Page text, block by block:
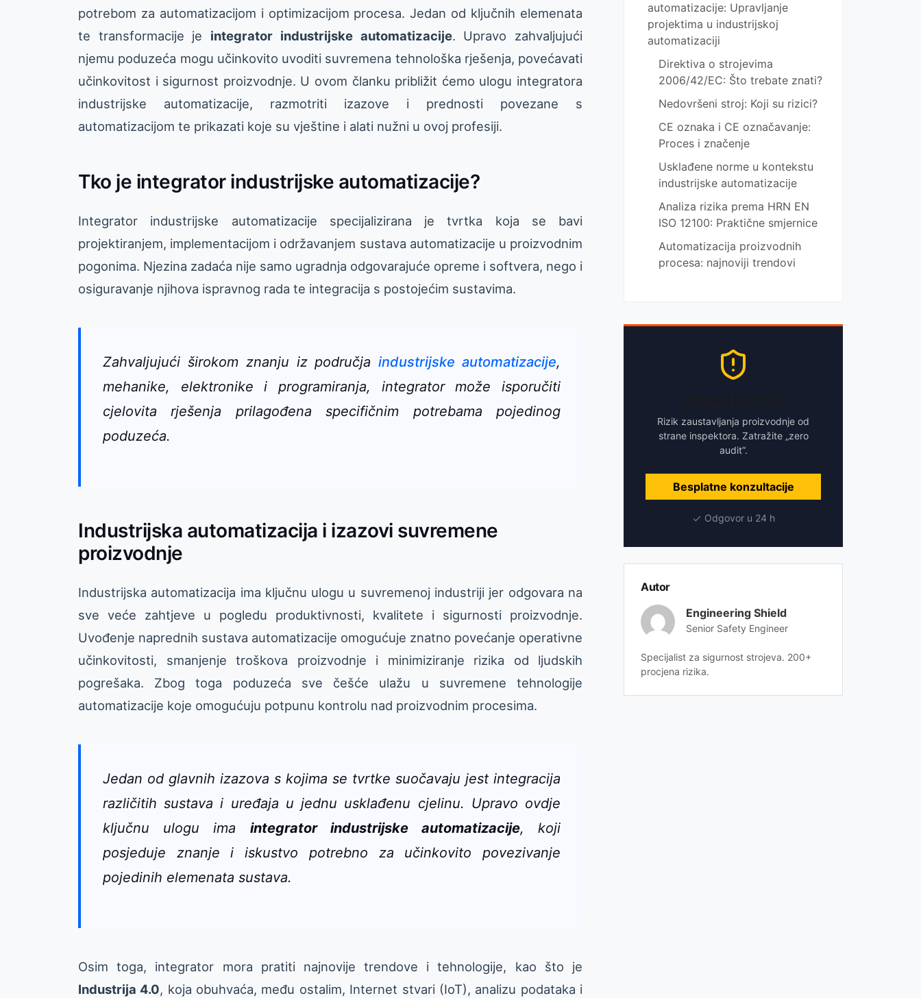
potrebom za automatizacijom i optimizacijom procesa. Jedan od ključnih elemenata
te transformacije je integrator industrijske automatizacije. Upravo zahvaljujući
njemu poduzeća mogu učinkovito uvoditi suvremena tehnološka rješenja, povećavati
učinkovitost i sigurnost proizvodnje. U ovom članku približit ćemo ulogu integratora
industrijske automatizacije, razmotriti izazove i prednosti povezane s
automatizacijom te prikazati koje su vještine i alati nužni u ovoj profesiji.
Tko je integrator industrijske automatizacije?
Integrator industrijske automatizacije specijalizirana je tvrtka koja se bavi
projektiranjem, implementacijom i održavanjem sustava automatizacije u proizvodnim
pogonima. Njezina zadaća nije samo ugradnja odgovarajuće opreme i softvera, nego i
osiguravanje njihova ispravnog rada te integracija s postojećim sustavima.
Zahvaljujući širokom znanju iz područjaindustrijske automatizacije,
mehanike, elektronike i programiranja, integrator može isporučiti
cjelovita rješenja prilagođena specifičnim potrebama pojedinog
poduzeća.
Industrijska automatizacija i izazovi suvremene
proizvodnje
Industrijska automatizacija ima ključnu ulogu u suvremenoj industriji jer odgovara na
sve veće zahtjeve u pogledu produktivnosti, kvalitete i sigurnosti proizvodnje.
Uvođenje naprednih sustava automatizacije omogućuje znatno povećanje operativne
učinkovitosti, smanjenje troškova proizvodnje i minimiziranje rizika od ljudskih
pogrešaka. Zbog toga poduzeća sve češće ulažu u suvremene tehnologije
automatizacije koje omogućuju potpunu kontrolu nad proizvodnim procesima.
Jedan od glavnih izazova s kojima se tvrtke suočavaju jest integracija
različitih sustava i uređaja u jednu usklađenu cjelinu. Upravo ovdje
ključnu ulogu ima integrator industrijske automatizacije, koji
posjeduje znanje i iskustvo potrebno za učinkovito povezivanje
pojedinih elemenata sustava.
Osim toga, integrator mora pratiti najnovije trendove i tehnologije, kao što je
Industrija 4.0, koja obuhvaća, među ostalim, Internet stvari (IoT), analizu podataka i
automatizacije: Upravljanje
projektima u industrijskoj
automatizaciji
Direktiva o strojevima
2006/42/EC: Što trebate znati?
Nedovršeni stroj: Koji su rizici?
CE oznaka i CE označavanje:
Proces i značenje
Usklađene norme u kontekstu
industrijske automatizacije
Analiza rizika prema HRN EN
ISO 12100: Praktične smjernice
Automatizacija proizvodnih
procesa: najnoviji trendovi
Rizik zaustavljanja proizvodnje od
strane inspektora. Zatražite „zero
audit”.
Besplatne konzultacije
Odgovor u 24 h
Autor
Engineering Shield
Senior Safety Engineer
Specijalist za sigurnost strojeva. 200+
procjena rizika.